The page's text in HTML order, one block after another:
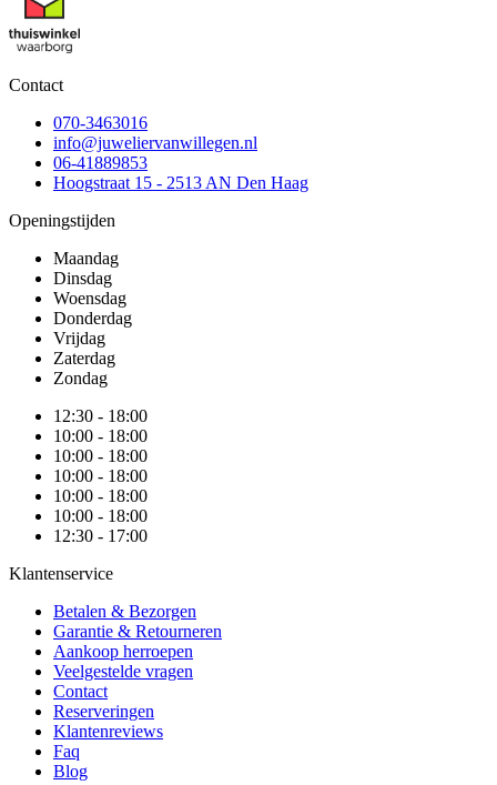
Contact
070-3463016
info@juweliervanwillegen.nl
06-41889853
Hoogstraat 15 - 2513 AN Den Haag
Openingstijden
Maandag
Dinsdag
Woensdag
Donderdag
Vrijdag
Zaterdag
Zondag
12:30 - 18:00
10:00 - 18:00
10:00 - 18:00
10:00 - 18:00
10:00 - 18:00
10:00 - 18:00
12:30 - 17:00
Klantenservice
Betalen & Bezorgen
Garantie & Retourneren
Aankoop herroepen
Veelgestelde vragen
Contact
Reserveringen
Klantenreviews
Faq
Blog